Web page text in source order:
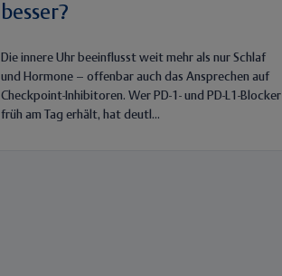
besser?
Die innere Uhr beeinflusst weit mehr als nur Schlaf
und Hormone – offenbar auch das Ansprechen auf
Checkpoint-Inhibitoren. Wer PD-1- und PD-L1-Blocker
früh am Tag erhält, hat deutl...